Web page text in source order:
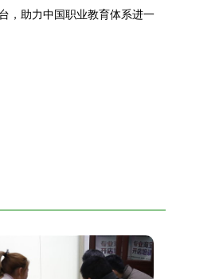
，助力中国职业教育体系进一